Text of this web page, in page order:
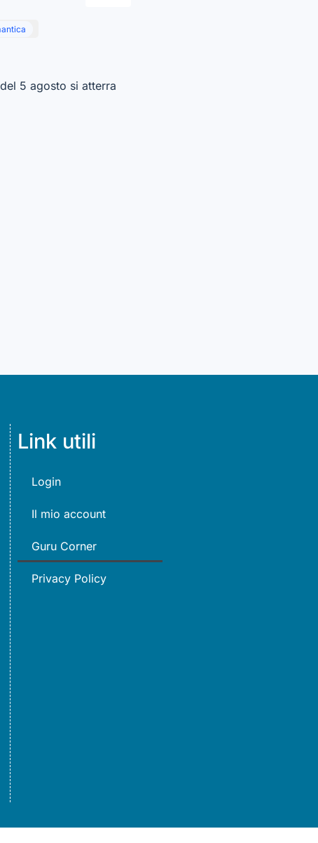
5 agosto si atterra
Link utili
Login
Il mio account
Guru Corner
Privacy Policy